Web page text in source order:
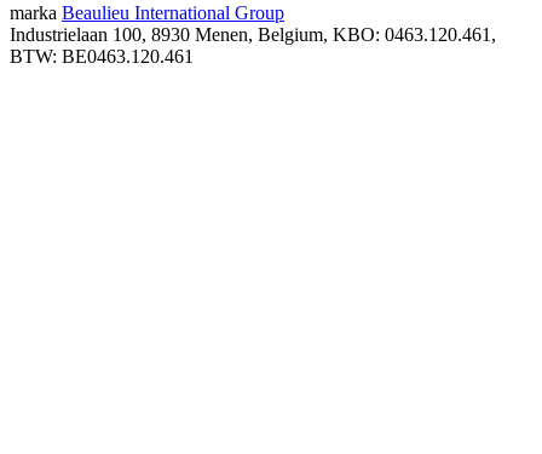
marka Beaulieu International Group
Industrielaan 100, 8930 Menen, Belgium, KBO: 0463.120.461,
BTW: BE0463.120.461